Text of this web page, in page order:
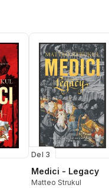
Del 3
Medici - Legacy
Matteo Strukul